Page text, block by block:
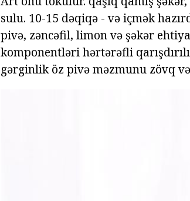
sulu. 10-15 dəqiqə - və içmək
pivə, zəncəfil, limon və şəkər
komponentləri hərtərəfli
gərginlik öz pivə məzmunu zövq